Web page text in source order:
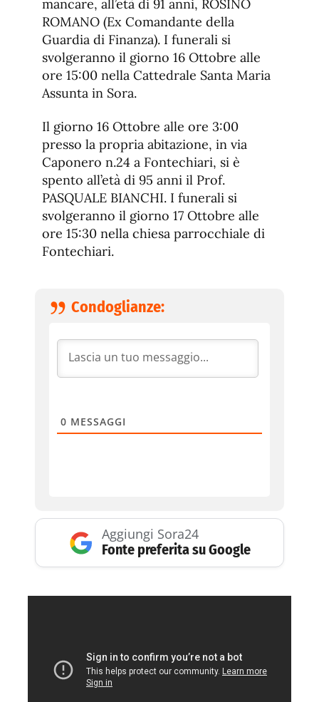
mancare, all’età di 91 anni, ROSINO
ROMANO (Ex Comandante della
Guardia di Finanza). I funerali si
svolgeranno il giorno 16 Ottobre alle
ore 15:00 nella Cattedrale Santa Maria
Assunta in Sora.
Il giorno 16 Ottobre alle ore 3:00
presso la propria abitazione, in via
Caponero n.24 a Fontechiari, si è
spento all’età di 95 anni il Prof.
PASQUALE BIANCHI. I funerali si
svolgeranno il giorno 17 Ottobre alle
ore 15:30 nella chiesa parrocchiale di
Fontechiari.
Condoglianze:
0 MESSAGGI
Aggiungi Sora24
Fonte preferita su Google